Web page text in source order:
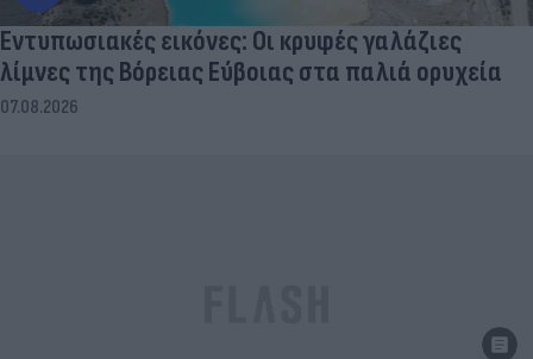
Εντυπωσιακές εικόνες: Οι κρυφές γαλάζιες
λίμνες της Βόρειας Εύβοιας στα παλιά ορυχεία
07.08.2026